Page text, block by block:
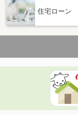
住宅ローン